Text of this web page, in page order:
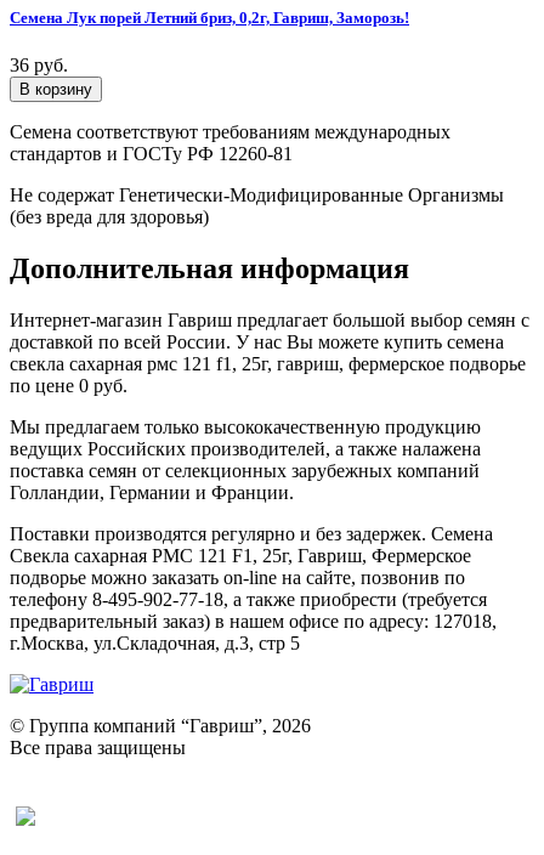
Семена Лук порей Летний бриз, 0,2г, Гавриш, Заморозь!
36 руб.
Семена соответствуют требованиям международных
стандартов и ГОСТу РФ 12260-81
Не содержат Генетически-Модифицированные Организмы
(без вреда для здоровья)
Дополнительная информация
Интернет-магазин Гавриш предлагает большой выбор семян с
доставкой по всей России. У нас Вы можете купить семена
свекла сахарная рмс 121 f1, 25г, гавриш, фермерское подворье
по цене 0 руб.
Мы предлагаем только высококачественную продукцию
ведущих Российских производителей, а также налажена
поставка семян от селекционных зарубежных компаний
Голландии, Германии и Франции.
Поставки производятся регулярно и без задержек. Семена
Свекла сахарная РМС 121 F1, 25г, Гавриш, Фермерское
подворье можно заказать on-line на сайте, позвонив по
телефону 8-495-902-77-18, а также приобрести (требуется
предварительный заказ) в нашем офисе по адресу: 127018,
г.Москва, ул.Складочная, д.3, стр 5
© Группа компаний “Гавриш”, 2026
Все права защищены